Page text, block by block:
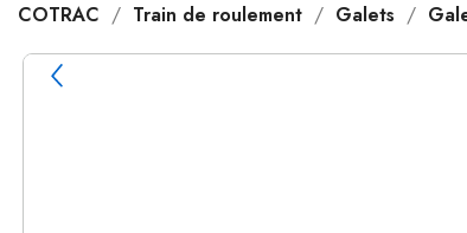
COTRAC Train de roulement Galets